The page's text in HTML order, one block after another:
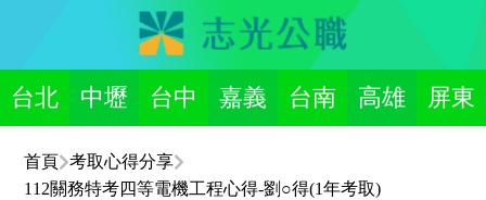
台北 中壢 台中 嘉義 台南 高雄 屏東
首頁
考取心得分享
112關務特考四等電機工程心得-劉○得(1年考取)